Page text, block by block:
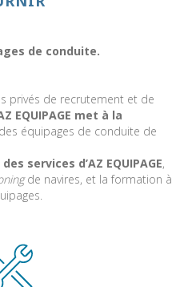
de conduite.
privés de recrutement et de
EQUIPAGE met à la
équipages de conduite de
services d’AZ EQUIPAGE,
de navires, et la formation à